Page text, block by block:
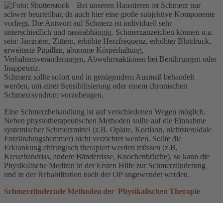
Bei unseren Haustieren ist Schmerz nur
schwer beurteilbar, da auch hier eine große subjektive Komponente
vorliegt. Die Antwort auf Schmerz ist individuell sehr
unterschiedlich und rasseabhängig. Schmerzanzeichen können u.a.
sein: Jammern, Zittern, erhöhte Herzfrequenz, erhöhter Blutdruck,
erweiterte Pupillen, abnorme Körperhaltung,
Verhaltensveränderungen, Abwehrreaktionen bei Berührungen oder
Inappetenz.
Schmerz sollte sofort und in genügendem Ausmaß behandelt
werden, um einer Sensibilisierung oder einem chronischen
Schmerzsyndrom vorzubeugen.
Eine Schmerzbehandlung ist auf verschiedenen Wegen möglich.
Neben physiotherapeutischen Methoden sollte auf die Einnahme
systemischer Schmerzmittel (z.B. Opiate, Kortison, nichtsteroidale
Entzündungshemmer) nicht verzichtet werden. Sollte die
Erkrankung chirurgisch therapiert werden müssen (z.B.
Kreuzbandriss, andere Bänderrisse, Knochenbrüche), so kann die
Physikalische Medizin in der Ersten Hilfe zur Schmerzlinderung
und in der Rehabilitation nach der OP angewendet werden.
Schmerzlindernde Methoden der Physikalischen Therapie